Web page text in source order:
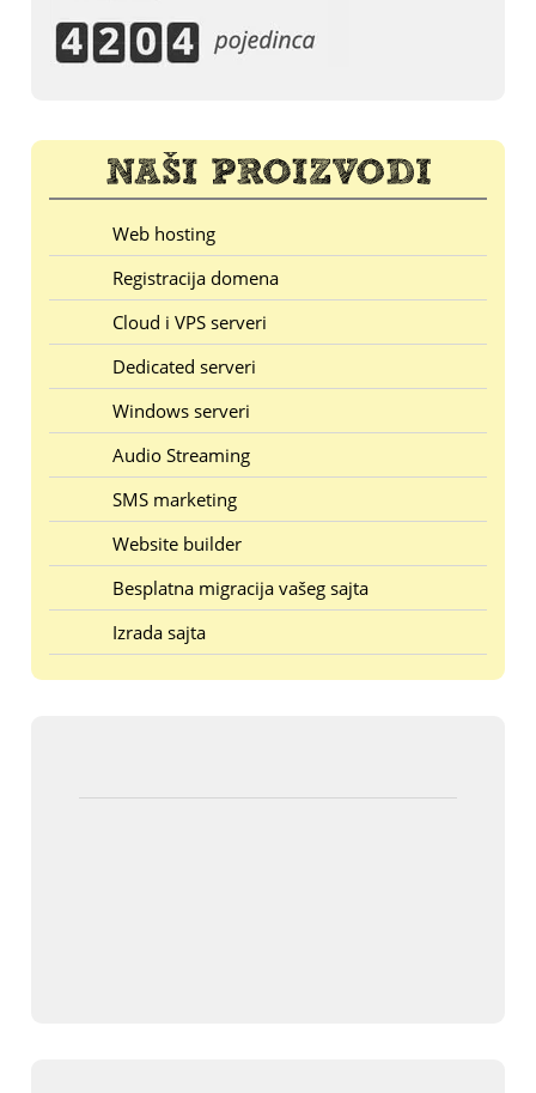
Web hosting
Registracija domena
Cloud i VPS serveri
Dedicated serveri
Windows serveri
Audio Streaming
SMS marketing
Website builder
Besplatna migracija vašeg sajta
Izrada sajta